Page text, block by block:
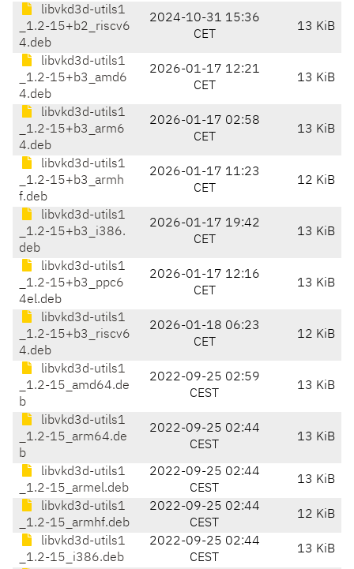
libvkd3d-utils1
_1.2-15+b2_riscv6
4.deb
2024-10-31 15:36
CET
13 KiB
libvkd3d-utils1
_1.2-15+b3_amd6
4.deb
2026-01-17 12:21
CET
13 KiB
libvkd3d-utils1
_1.2-15+b3_arm6
4.deb
2026-01-17 02:58
CET
13 KiB
libvkd3d-utils1
_1.2-15+b3_armh
f.deb
2026-01-17 11:23
CET
12 KiB
libvkd3d-utils1
_1.2-15+b3_i386.
deb
2026-01-17 19:42
CET
13 KiB
libvkd3d-utils1
_1.2-15+b3_ppc6
4el.deb
2026-01-17 12:16
CET
13 KiB
libvkd3d-utils1
_1.2-15+b3_riscv6
4.deb
2026-01-18 06:23
CET
12 KiB
libvkd3d-utils1
_1.2-15_amd64.de
b
2022-09-25 02:59
CEST
13 KiB
libvkd3d-utils1
_1.2-15_arm64.de
b
2022-09-25 02:44
CEST
13 KiB
libvkd3d-utils1
_1.2-15_armel.deb
2022-09-25 02:44
CEST
13 KiB
libvkd3d-utils1
_1.2-15_armhf.deb
2022-09-25 02:44
CEST
12 KiB
libvkd3d-utils1
_1.2-15_i386.deb
2022-09-25 02:44
CEST
13 KiB